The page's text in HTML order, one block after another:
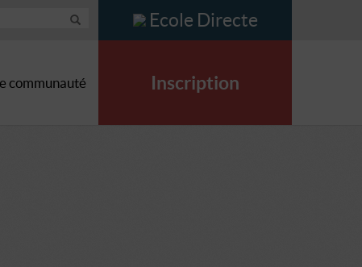
communauté
Ecole Directe
Inscription